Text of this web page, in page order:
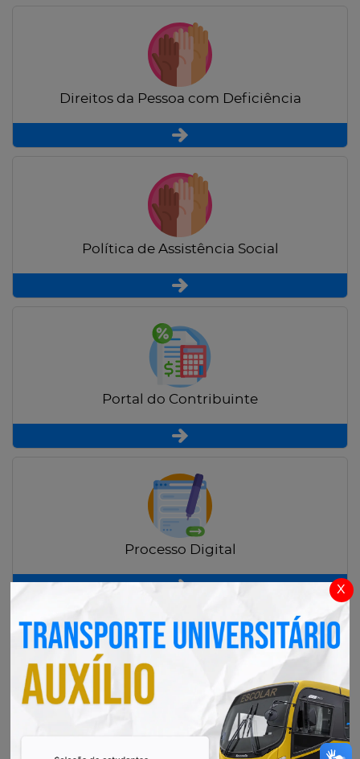
x
Direitos da Pessoa com Deficiência
Política de Assistência Social
Portal do Contribuinte
Processo Digital
Radar Transparência Pública